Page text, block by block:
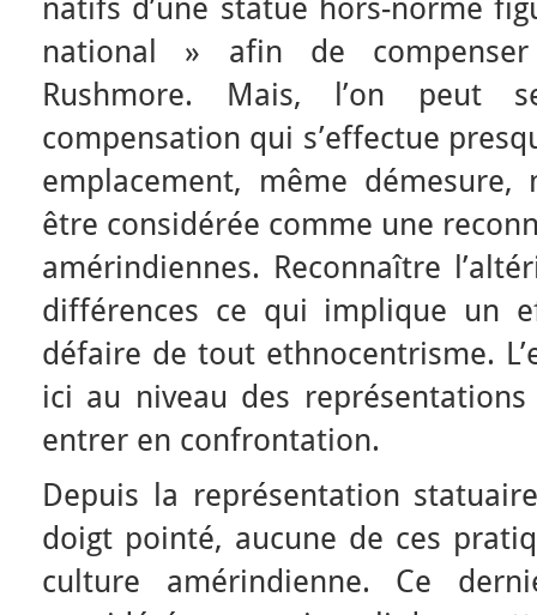
natifs d’une statue hors-norme
national » afin de
Rushmore. Mais, l’on peut
compensation qui s’effectue
emplacement, même démesure,
être considérée comme une
amérindiennes. Reconnaître
différences ce qui implique un
défaire de tout ethnocentrisme.
ici au niveau des
entrer en confrontation.
Depuis la représentation
doigt pointé, aucune de ces
culture amérindienne. Ce